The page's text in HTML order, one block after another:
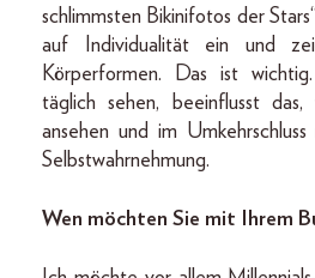
schlimmsten Bikinifotos der
auf Individualität ein und
Körperformen. Das ist
täglich sehen, beeinflusst das,
ansehen und im
Selbstwahrnehmung.
Wen möchten Sie mit Ihrem